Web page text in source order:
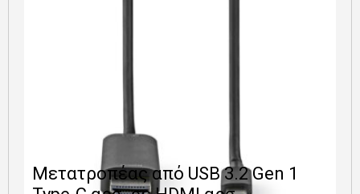
Μετατροπέας από USB 3.2 Gen 1